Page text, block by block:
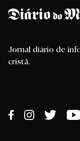
Jornal diário de
cristã.